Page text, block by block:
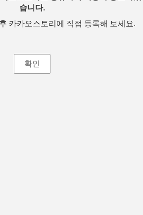
습니다.
카카오스토리에 직접 등록해 보세요.
확인